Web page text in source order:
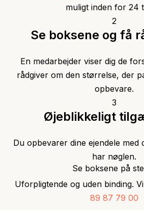
muligt inden for 24
2
Se boksene og få
En medarbejder viser dig de
rådgiver om den størrelse, der
opbevare.
3
Øjeblikkeligt
Du opbevarer dine ejendele med
har nøglen.
Se boksene på
Uforpligtende og uden binding.
89 87 79 00